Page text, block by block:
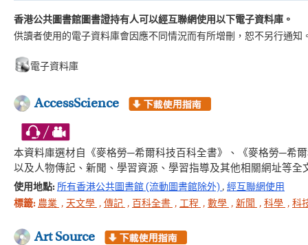
香港公共圖書館圖書證持有人可以經互聯網使用以下電子資料庫。
供讀者使用的電子資料庫會因應不同情況而有所增刪，恕不另行通知
電子資料庫
AccessScience
本資料庫選材自《麥格勞─希爾科技百科全書》、《麥格勞─希
以及人物傳記、新聞、學習資源、學習指導及其他相關網址等全
使用地點: 所有香港公共圖書館 (流動圖書館除外) , 經互聯網使用
標籤: 農業 , 天文學 , 傳記 , 百科全書 , 工程 , 數學 , 新聞 , 科學 , 科
Art Source